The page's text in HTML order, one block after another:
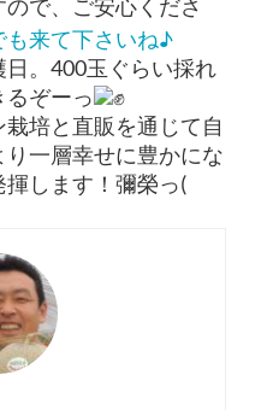
で、ご安心くださ
も来て下さいね♪
。400玉ぐらい採れ
ぞーっ
培と直販を通じて自
一層幸せに豊かにな
します！彌榮っ(